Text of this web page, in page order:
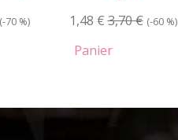
(-70 %)
1,48 € 3,70 € (-60 %)
Panier